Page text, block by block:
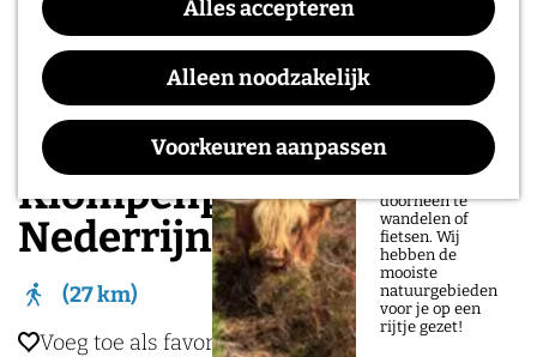
Alles accepteren
Alleen noodzakelijk
Voorkeuren aanpassen
e
Natuurgebieden
in het Rijk van
natuur in het Rijk
van Nijmegen is
doorheen te
wandelen of
fietsen. Wij
hebben de
mooiste
natuurgebieden
voor je op een
rijtje gezet!
Klompenpad
Nederrijnsepad
27 km
Voeg toe als favoriet
Voeg toe als favoriet